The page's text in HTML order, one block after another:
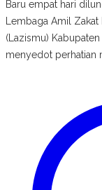
Baru empat hari
Lembaga Amil
(Lazismu)
menyedot perhatian